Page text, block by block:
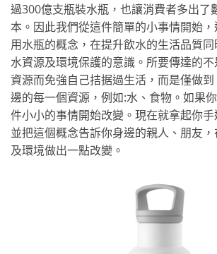
過300億支瓶裝水瓶，也讓消費者多出了
本。因此我們從這件簡單的小事情開始
用水瓶的概念，在提升飲水的生活品質
水資源及環境保護的意識。所要傳達的
資源而免強自己拮据過生活，而是僅做
邊的每一個資源，例如:水、食物。如果
件小小的事情開始改變。現在就拿起你手
並把這個概念告訴你身邊的親人、朋友
及環境做出一點改變。